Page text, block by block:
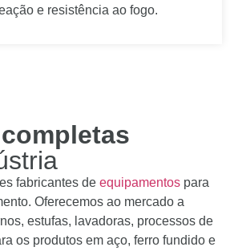
e resistência ao fogo.
fabricantes de equipamentos para
Oferecemos ao mercado a
estufas, lavadoras, processos de
os produtos em aço, ferro fundido e